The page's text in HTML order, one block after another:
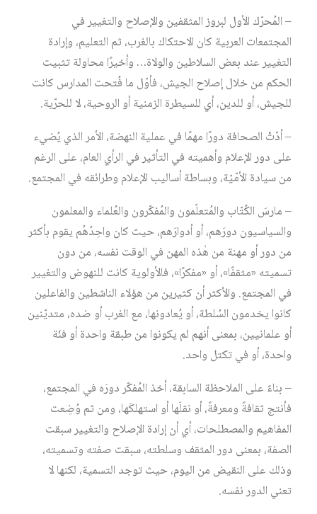
– المُحرّك الأول لبروز المثقفين والإصلاح والتغيير في
المجتمعات العربية كان الاحتكاك بالغرب، ثم التعليم، وإرادة
‏التغيير عند بعض السلاطين والولاة… وأخيرًا محاولة تثبيت
الحكم من خلال إصلاح الجيش، فأوّل ‏ما فُتحت المدارس كانت
للجيش، أو للدين، أي للسيطرة الزمنية أو الروحية، لا للحرّية.‏
– أدّتْ الصحافة دورًا مهمًا في عملية النهضة، الأمر الذي يُضيء
على دور الإعلام وأهميته في ‏التأثير في الرأي العام، على الرغم
من سيادة الأمّيّة، وبساطة أساليب الإعلام وطرائقه في المجتمع.‏
– مارسَ الكُتّاب والمُتعلّمون والمُفكّرون والعُلماء والمعلمون
والسياسيون دورَهم، أو أدوارَهم، حيث ‏كان واحِدُهُم يقوم بأكثر
من دور أو مهنة من هٰذه المهن في الوقت نفسه، من دون
تسميته ‏«مثقفًا»، أو «مفكرًا»، فالأولوية كانت للنهوض والتغيير
في المجتمع. والأكثر أن كثيرين من ‏هؤلاء الناشطين والفاعلين
كانوا يخدمون السُلطة، أو يُعادونها، مع الغرب أو ضده، متديّنين
أو ‏علمانيين، بمعنى أنهم لم يكونوا من طبقة واحدة أو فئَة
واحدة، أو في تكتل واحد.‏
– بناءً على الملاحظة السابقة، أخذ المُفكّر دورَه في المجتمع،
فأنتج ثقافةً ومعرفةً، أو نقلَها أو ‏استهلكَها، ومن ثم وُضِعت
المفاهيم والمصطلحات، أي أن إرادة الإصلاح والتغيير سبقت
الصفة، بمعنى دور المثقف وسلطته، سبقت صفته وتسميته،
وذلك على النقيض من اليوم، حيث توجد التسمية، لكنها لا
تعني الدور نفسه. ‏